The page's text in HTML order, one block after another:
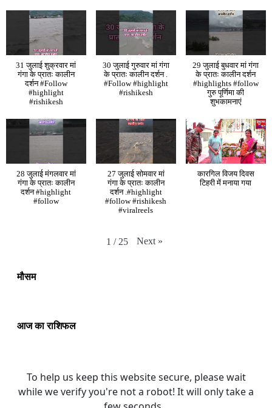
31 जुलाई शुक्रवार मां
गंगा के प्रातः कालीन
दर्शन #Follow
#highlight
#rishikesh
30 जुलाई गुरुवार मां गंगा
के प्रातः कालीन दर्शन .
#Follow #highlight
#rishikesh
29 जुलाई बुधवार मां गंगा
के प्रातः कालीन दर्शन
#highlights #follow
गुरु पूर्णिमा की
शुभकामनाएं
28 जुलाई मंगलवार मां
गंगा के प्रातः कालीन
दर्शन #highlight
#follow
27 जुलाई सोमवार मां
गंगा के प्रातः कालीन
दर्शन .#highlight
#follow #rishikesh
#viralreels
कारगिल विजय दिवस
टिहरी में मनाया गया
1 / 25 Next »
मौसम
आज का राशिफल